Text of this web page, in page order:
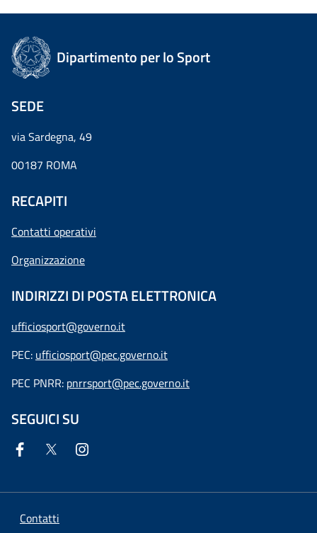
Dipartimento per lo Sport
SEDE
via Sardegna, 49
00187 ROMA
RECAPITI
Contatti operativi
Organizzazione
INDIRIZZI DI POSTA ELETTRONICA
ufficiosport@governo.it
PEC: ufficiosport@pec.governo.it
PEC PNRR: pnrrsport@pec.governo.it
SEGUICI SU
Contatti